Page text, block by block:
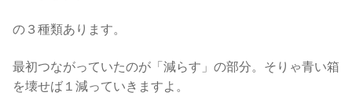
の３種類あります。
最初つながっていたのが「減らす」の部分。そりゃ青い箱
を壊せば１減っていきますよ。